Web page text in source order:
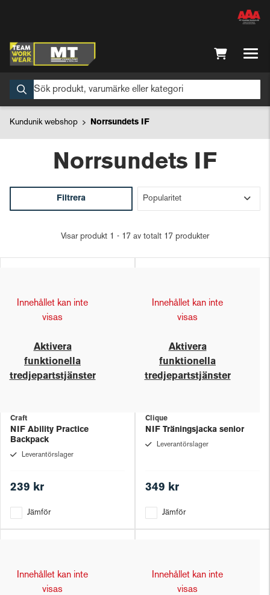
Kundunik webshop Norrsundets IF
Norrsundets IF
Filtrera
Visar produkt 1 - 17 av totalt 17 produkter
Innehållet kan inte
visas
Aktivera
funktionella
tredjepartstjänster
Craft
NIF Ability Practice
Backpack
Leverantörslager
239 kr
Jämför
Innehållet kan inte
visas
Aktivera
funktionella
tredjepartstjänster
Clique
NIF Träningsjacka senior
Leverantörslager
349 kr
Jämför
Innehållet kan inte
visas
Innehållet kan inte
visas